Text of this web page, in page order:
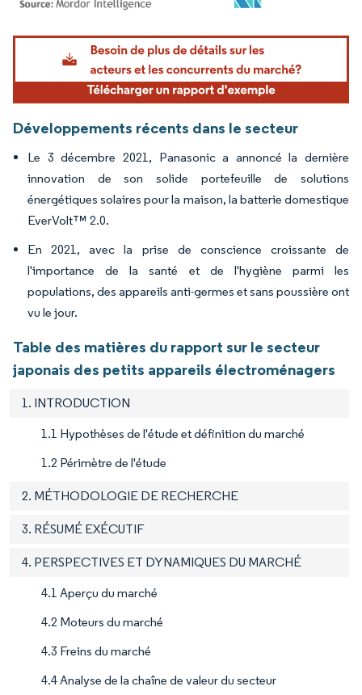
Image © Mordor Intelligence. La réutilisation nécessite une attribution sous CC BY
Développements récents dans le secteur
Le 3 décembre 2021, Panasonic a annoncé la dernière
innovation de son solide portefeuille de solutions
énergétiques solaires pour la maison, la batterie domestique
EverVolt™ 2.0.
En 2021, avec la prise de conscience croissante de
l'importance de la santé et de l'hygiène parmi les
populations, des appareils anti-germes et sans poussière ont
vu le jour.
Table des matières du rapport sur le secteur
japonais des petits appareils électroménagers
1. INTRODUCTION
1.1 Hypothèses de l'étude et définition du marché
1.2 Périmètre de l'étude
2. MÉTHODOLOGIE DE RECHERCHE
3. RÉSUMÉ EXÉCUTIF
4. PERSPECTIVES ET DYNAMIQUES DU MARCHÉ
4.1 Aperçu du marché
4.2 Moteurs du marché
4.3 Freins du marché
4.4 Analyse de la chaîne de valeur du secteur